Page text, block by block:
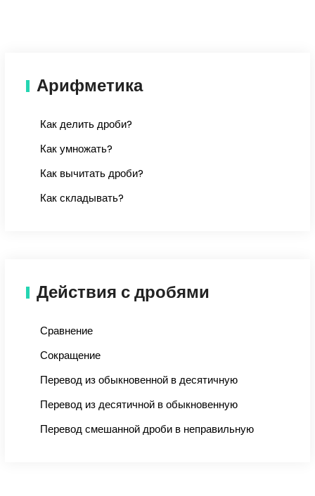
Арифметика
Как делить дроби?
Как умножать?
Как вычитать дроби?
Как складывать?
Действия с дробями
Сравнение
Сокращение
Перевод из обыкновенной в десятичную
Перевод из десятичной в обыкновенную
Перевод смешанной дроби в неправильную